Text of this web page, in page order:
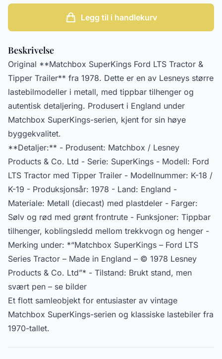
Legg til i handlekurv
Beskrivelse
Original **Matchbox SuperKings Ford LTS Tractor &
Tipper Trailer** fra 1978. Dette er en av Lesneys større
lastebilmodeller i metall, med tippbar tilhenger og
autentisk detaljering. Produsert i England under
Matchbox SuperKings-serien, kjent for sin høye
byggekvalitet.
**Detaljer:** - Produsent: Matchbox / Lesney
Products & Co. Ltd - Serie: SuperKings - Modell: Ford
LTS Tractor med Tipper Trailer - Modellnummer: K-18 /
K-19 - Produksjonsår: 1978 - Land: England -
Materiale: Metall (diecast) med plastdeler - Farger:
Sølv og rød med grønt frontrute - Funksjoner: Tippbar
tilhenger, koblingsledd mellom trekkvogn og henger -
Merking under: *“Matchbox SuperKings – Ford LTS
Series Tractor – Made in England – © 1978 Lesney
Products & Co. Ltd”* - Tilstand: Brukt stand, men
svært pen – se bilder
Et flott samleobjekt for entusiaster av vintage
Matchbox SuperKings-serien og klassiske lastebiler fra
1970-tallet.